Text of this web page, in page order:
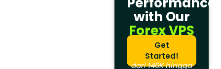
with Our
Forex VPS
Get
Started!
dari140Khingga